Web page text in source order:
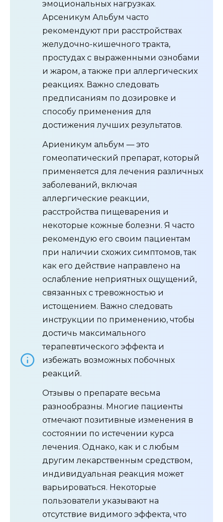
эмоциональных нагрузках.
Арсеникум Альбум часто
рекомендуют при расстройствах
желудочно-кишечного тракта,
простудах с выраженными ознобами
и жаром, а также при аллергических
реакциях. Важно следовать
предписаниям по дозировке и
способу применения для
достижения лучших результатов.
Ариеникум альбум — это
гомеопатический препарат, который
применяется для лечения различных
заболеваний, включая
аллергические реакции,
расстройства пищеварения и
некоторые кожные болезни. Я часто
рекомендую его своим пациентам
при наличии схожих симптомов, так
как его действие направлено на
ослабление неприятных ощущений,
связанных с тревожностью и
истощением. Важно следовать
инструкции по применению, чтобы
достичь максимального
терапевтического эффекта и
избежать возможных побочных
реакций.
Отзывы о препарате весьма
разнообразны. Многие пациенты
отмечают позитивные изменения в
состоянии по истечении курса
лечения. Однако, как и с любым
другим лекарственным средством,
индивидуальная реакция может
варьироваться. Некоторые
пользователи указывают на
отсутствие видимого эффекта, что